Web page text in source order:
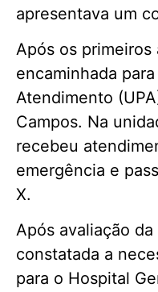
apresentava um
Após os
encaminhada
Atendimento
Campos. Na
recebeu
emergência e
X.
Após avaliação
constatada a
para o Hospital